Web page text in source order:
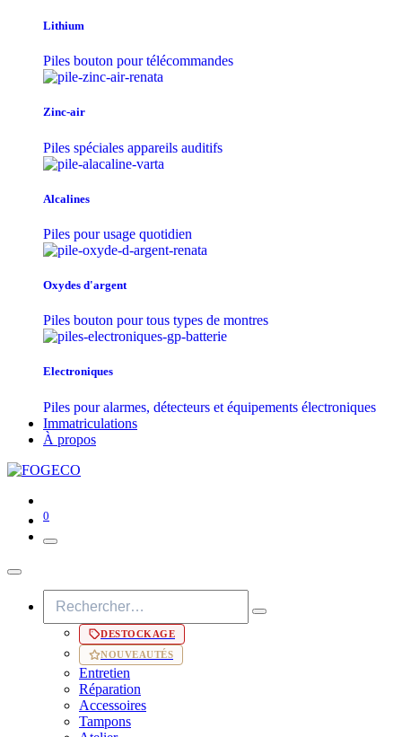
Lithium
Piles bouton pour télécommandes
Zinc-air
Piles spéciales appareils auditifs
Alcalines
Piles pour usage quotidien
Oxydes d'argent
Piles bouton pour tous types de montres
Electroniques
Piles pour alarmes, détecteurs et équipements électroniques
Immatriculations
À propos
0
DESTOCKAGE
NOUVEAUTÉS
Entretien
Réparation
Accessoires
Tampons